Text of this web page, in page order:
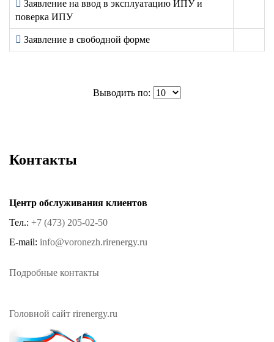
Заявление на ввод в эксплуатацию ИПУ и
поверка ИПУ
Заявление в свободной форме
Выводить по:
Контакты
Центр обслуживания клиентов
Тел.: +7 (473) 205-02-50
E-mail: info@voronezh.rirenergy.ru
Подробные контакты
Головной сайт rirenergy.ru